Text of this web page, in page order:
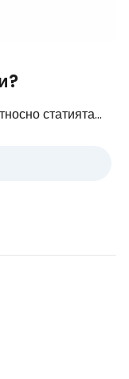
статията...